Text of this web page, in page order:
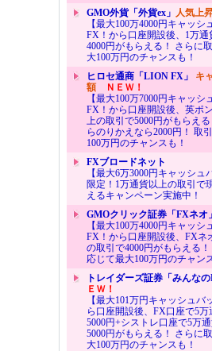
GMO外貨「外貨ex」 人気上
【最大100万4000円キャッシ
FX！から口座開設後、1万通
4000円がもらえる！ さらに
大100万円のチャンスも！
ヒロセ通商「LION FX」 キ
額ＮＥＷ！
【最大100万7000円キャッシ
FX！から口座開設後、英ポ
上の取引で5000円がもらえ
らのりかえなら2000円！ 取
100万円のチャンスも！
FXブロードネット
【最大6万3000円キャッシュ
限定！1万通貨以上の取引で
えるキャンペーン実施中！
GMOクリック証券「FXネオ」
【最大100万4000円キャッシ
FX！から口座開設後、FXネ
の取引で4000円がもらえる
応じて最大100万円のチャン
トレイダーズ証券「みんなの
ＥＷ！
【最大101万円キャッシュ
ら口座開設後、FX口座で5
5000円+シストレ口座で5万
5000円がもらえる！ さらに
大100万円のチャンスも！